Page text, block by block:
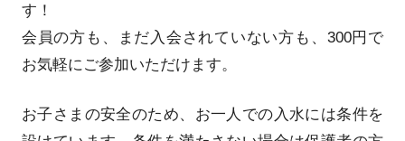
す！
会員の方も、まだ入会されていない方も、300円で
お気軽にご参加いただけます。
お子さまの安全のため、お一人での入水には条件を